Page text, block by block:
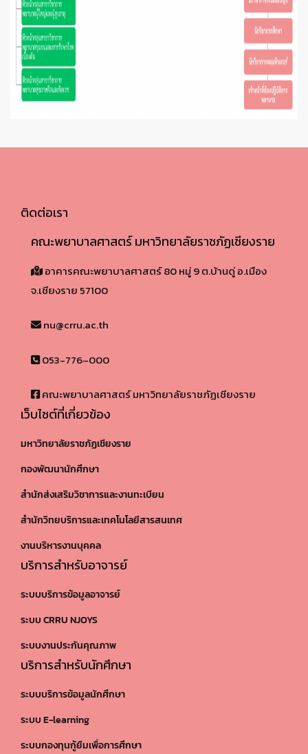
ติดต่อเรา
คณะพยาบาลศาสตร์ มหาวิทยาลัยราชภัฏเชียงราย
อาคารคณะพยาบาลศาสตร์ 80 หมู่ 9 ต.บ้านดู่ อ.เมือง
จ.เชียงราย 57100​
nu@crru.ac.th
053-776–000
คณะพยาบาลศาสตร์ มหาวิทยาลัยราชภัฏเชียงราย
เว็บไซต์ที่เกี่ยวข้อง
มหาวิทยาลัยราชภัฏเชียงราย
กองพัฒนานักศึกษา
สำนักส่งเสริมวิชาการและงานทะเบียน
สำนักวิทยบริการและเทคโนโลยีสารสนเทศ
งานบริหารงานบุคคล
บริการสำหรับอาจารย์
ระบบบริการข้อมูลอาจารย์
ระบบ CRRU NJOYS
ระบบงานประกันคุณภาพ
บริการสำหรับนักศึกษา
ระบบบริการข้อมูลนักศึกษา
ระบบ E-learning
ระบบกองทุนกู้ยืมเพื่อการศึกษา